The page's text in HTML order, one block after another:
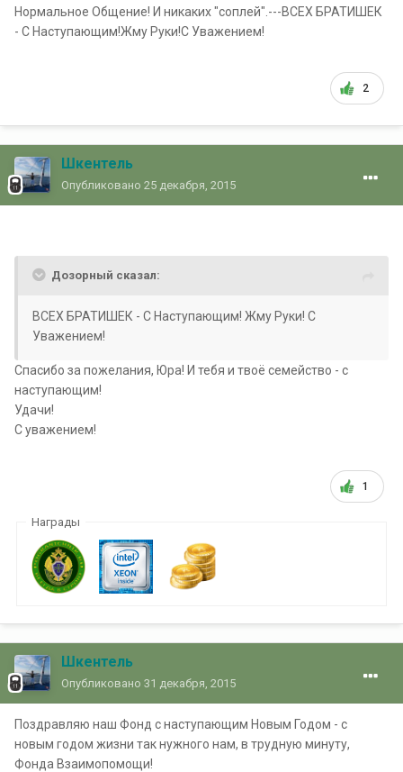
Нормальное Общение! И никаких "соплей".---ВСЕХ БРАТИШЕК
- С Наступающим!Жму Руки!С Уважением!
2
Шкентель
Опубликовано 25 декабря, 2015
Дозорный сказал:
ВСЕХ БРАТИШЕК - С Наступающим! Жму Руки! С
Уважением!
Спасибо за пожелания, Юра! И тебя и твоё семейство - с
наступающим!
Удачи!
С уважением!
1
Награды
Шкентель
Опубликовано 31 декабря, 2015
Поздравляю наш Фонд с наступающим Новым Годом - с
новым годом жизни так нужного нам, в трудную минуту,
Фонда Взаимопомощи!